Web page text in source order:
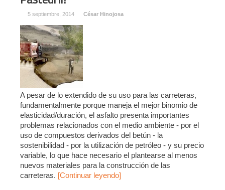
5 septiembre, 2014 César Hinojosa
A pesar de lo extendido de su uso para las carreteras,
fundamentalmente porque maneja el mejor binomio de
elasticidad/duración, el asfalto presenta importantes
problemas relacionados con el medio ambiente - por el
uso de compuestos derivados del betún - la
sostenibilidad - por la utilización de petróleo - y su precio
variable, lo que hace necesario el plantearse al menos
nuevos materiales para la construcción de las
carreteras. [Continuar leyendo]